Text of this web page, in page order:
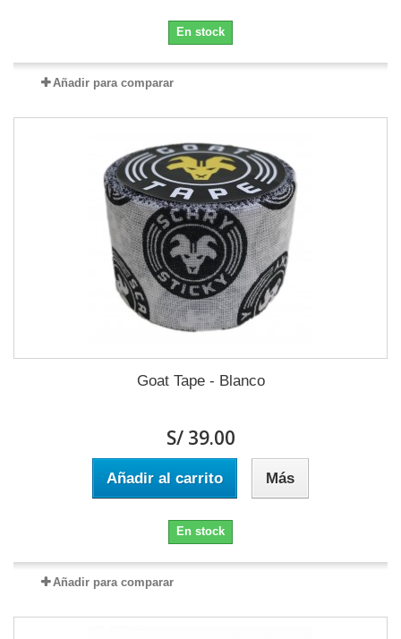
En stock
Añadir para comparar
Goat Tape - Blanco
S/ 39.00
Añadir al carrito Más
En stock
Añadir para comparar